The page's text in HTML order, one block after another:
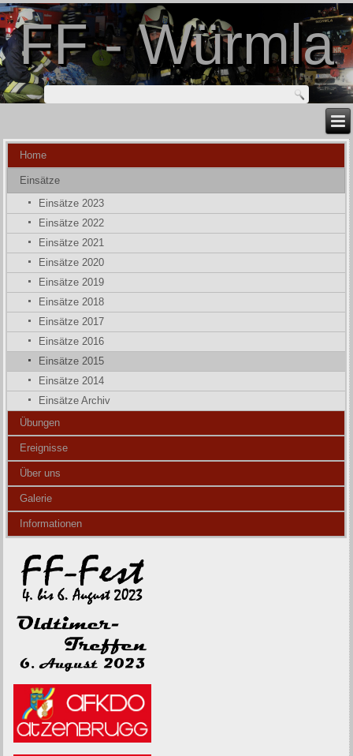
FF - Würmla
Home
Einsätze
Einsätze 2023
Einsätze 2022
Einsätze 2021
Einsätze 2020
Einsätze 2019
Einsätze 2018
Einsätze 2017
Einsätze 2016
Einsätze 2015
Einsätze 2014
Einsätze Archiv
Übungen
Ereignisse
Über uns
Galerie
Informationen